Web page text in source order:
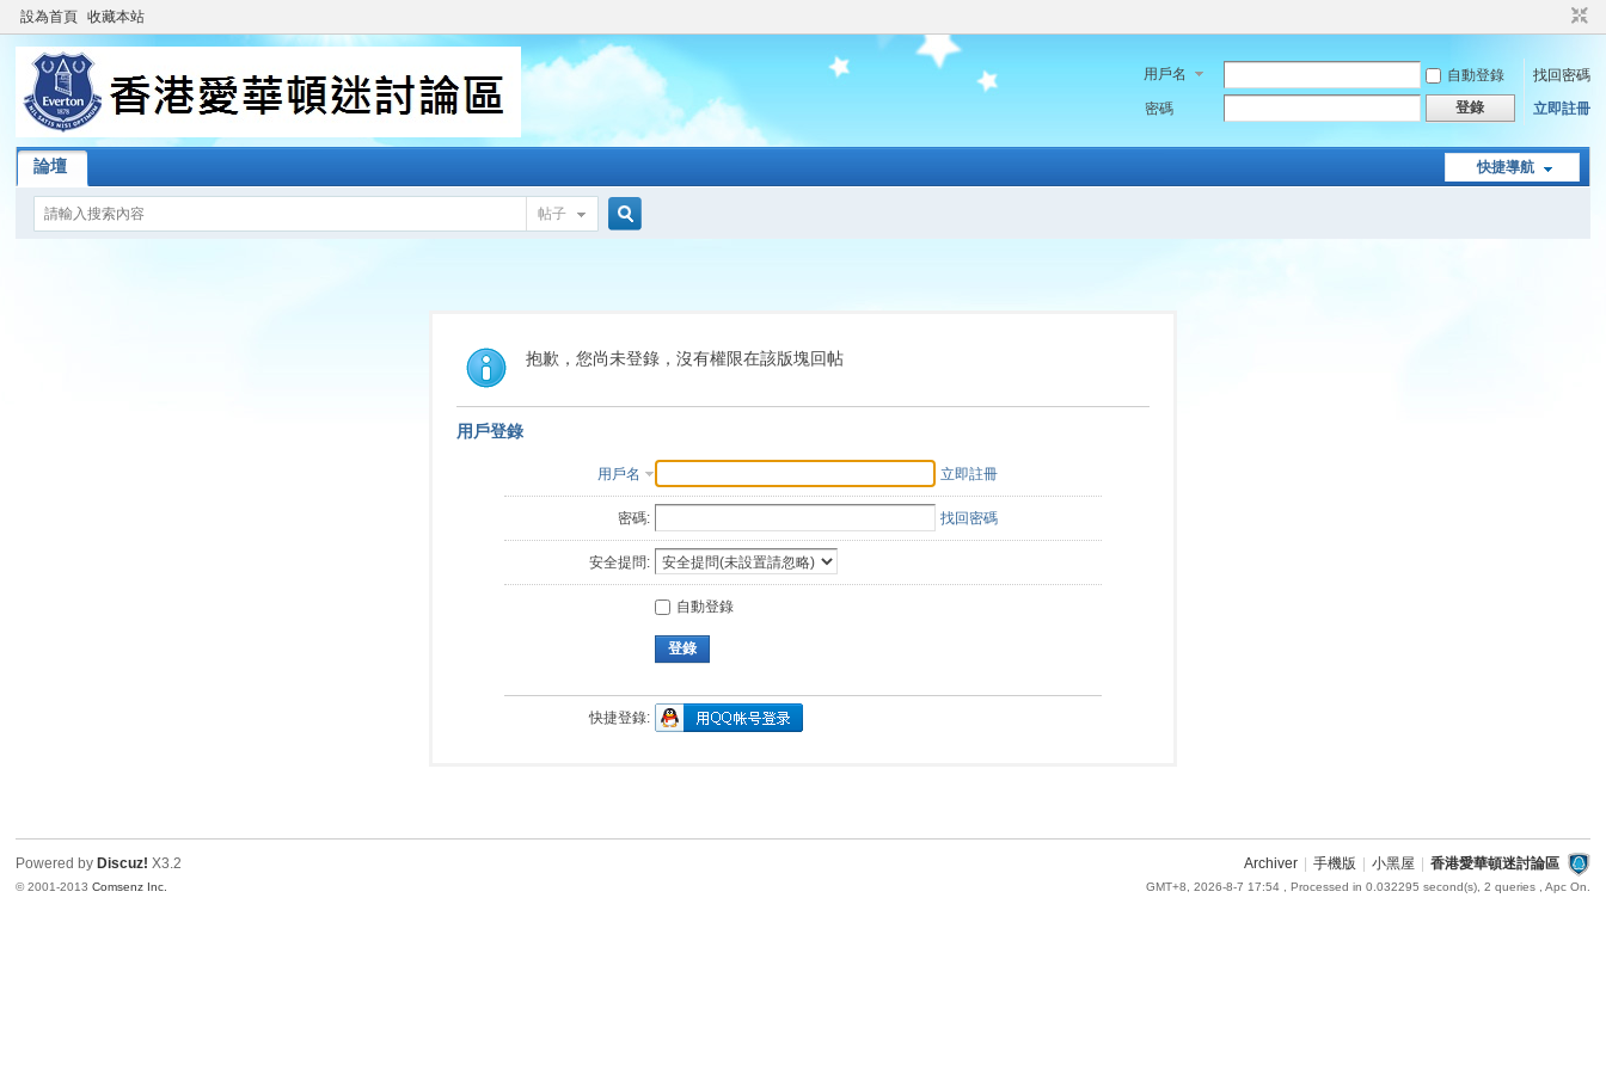
設為首頁 收藏本站
用戶名 自動登錄
找回密碼
密碼
登錄 立即註冊
快捷導航
論壇
帖子
索
抱歉，您尚未登錄，沒有權限在該版塊回帖
用戶登錄
用戶名 立即註冊
密碼: 找回密碼
安全提問:
自動登錄
登錄
快捷登錄:
Archiver 手機版 小黑屋 香港愛華頓迷討論區
GMT+8, 2026-8-7 17:54, Processed in 0.032295 second(s), 2 queries , Apc On.
Powered by Discuz! X3.2
© 2001-2013Comsenz Inc.